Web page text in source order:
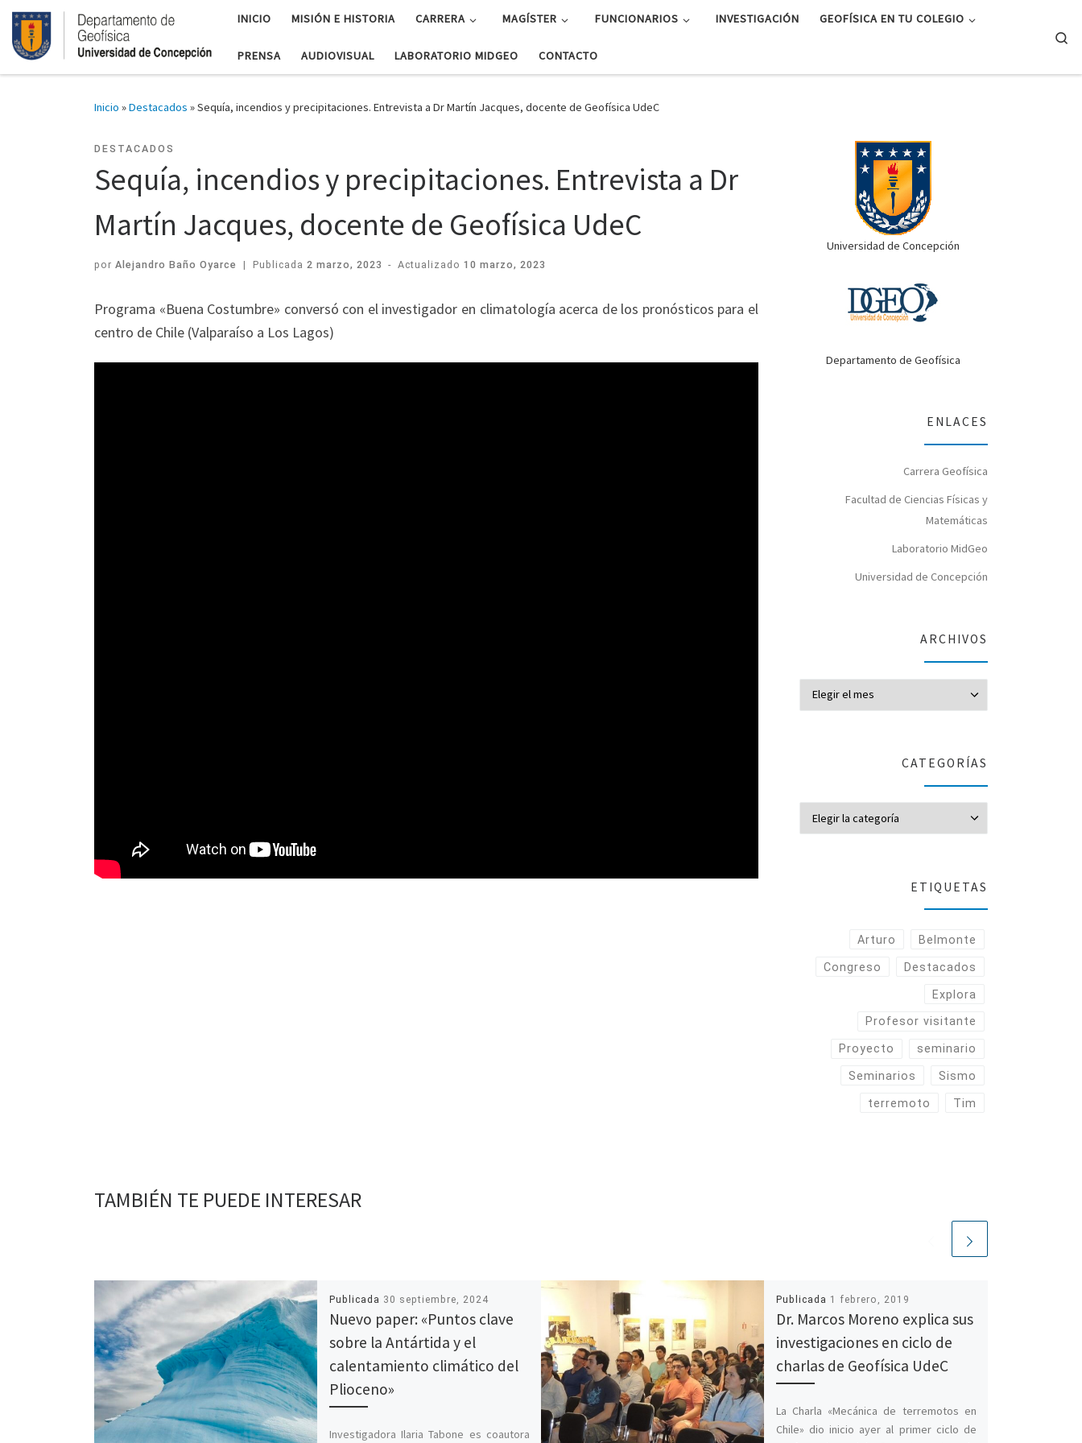
INICIO MISIÓN E HISTORIA CARRERA MAGÍSTER FUNCIONARIOS INVESTIGACIÓN GEOFÍSICA EN TU COLEGIO
PRENSA AUDIOVISUAL LABORATORIO MIDGEO CONTACTO
Inicio »Destacados »Sequía, incendios y precipitaciones. Entrevista a Dr Martín Jacques, docente de Geofísica UdeC
DESTACADOS
Sequía, incendios y precipitaciones. Entrevista a Dr
Martín Jacques, docente de Geofísica UdeC
por Alejandro Baño Oyarce | Publicada 2 marzo, 2023 - Actualizado10 marzo, 2023
Programa «Buena Costumbre» conversó con el investigador en climatología acerca de los pronósticos para el
centro de Chile (Valparaíso a Los Lagos)
TAMBIÉN TE PUEDE INTERESAR
Publicada 30 septiembre, 2024
Nuevo paper: «Puntos clave
sobre la Antártida y el
calentamiento climático del
Plioceno»
Investigadora Ilaria Tabone es coautora
Publicada 1 febrero, 2019
Dr. Marcos Moreno explica sus
investigaciones en ciclo de
charlas de Geofísica UdeC
La Charla «Mecánica de terremotos en
Chile» dio inicio ayer al primer ciclo de
Universidad de Concepción
Departamento de Geofísica
ENLACES
Carrera Geofísica
Facultad de Ciencias Físicas y
Matemáticas
Laboratorio MidGeo
Universidad de Concepción
ARCHIVOS
CATEGORÍAS
ETIQUETAS
Arturo Belmonte
Congreso Destacados
Explora
Profesor visitante
Proyecto seminario
Seminarios Sismo
terremoto Tim